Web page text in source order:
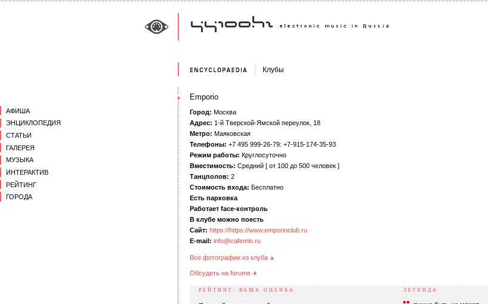
АФИША
ЭНЦИКЛОПЕДИЯ
СТАТЬИ
ГАЛЕРЕЯ
МУЗЫКА
ИНТЕРАКТИВ
РЕЙТИНГ
ГОРОДА
Клубы
Emporio
Город: Москва
Адрес: 1-й Тверской-Ямской переулок, 18
Метро: Маяковская
Телефоны: +7 495 999-26-79: +7-915-174-35-93
Режим работы: Круглосуточно
Вместимость: Средний [ от 100 до 500 человек ]
Танцполов: 2
Стоимость входа: Бесплатно
Есть парковка
Работает face-контроль
В клубе можно поесть
Сайт: https://https://www.emporioclub.ru
E-mail: info@cafemio.ru
Все фотографии из клуба
Обсудить на forumе
РЕЙТИНГ: ВАША ОЦЕНКА ЛЕГЕНДА